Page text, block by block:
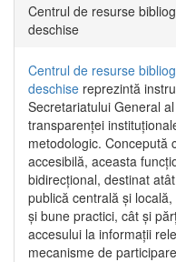
Centrul de resurse
deschise
Centrul de resurse
deschise reprezintă
Secretariatului General
transparenței
metodologic. Concepută
accesibilă, aceasta
bidirecțional, destinat
publică centrală și
și bune practici, cât și
accesului la informații
mecanisme de